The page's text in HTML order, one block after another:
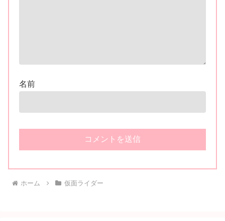
名前
ホーム 仮面ライダー